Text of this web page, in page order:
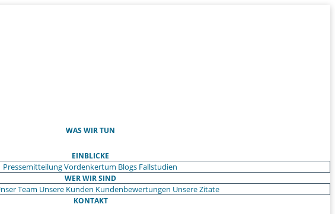
WAS WIR TUN
EINBLICKE
PressemitteilungVordenkertum Blogs Fallstudien
WER WIR SIND
Team Unsere Kunden Kundenbewertungen Unsere Zitate
KONTAKT